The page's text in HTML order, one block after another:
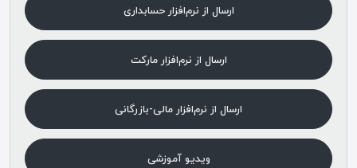
ارسال از نرم‌افزار حسابداری
ارسال از نرم‌افزار مارکت
ارسال از نرم‌افزار مالی-بازرگانی
ویدیو آموزشی